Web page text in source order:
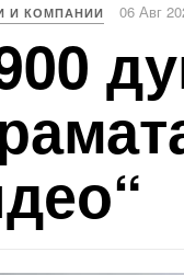
И КОМПАНИИ 06 Авг